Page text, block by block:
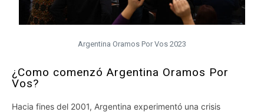
Argentina Oramos Por Vos 2023
¿Como comenzó Argentina Oramos Por
Vos?
Hacia fines del 2001, Argentina experimentó una crisis